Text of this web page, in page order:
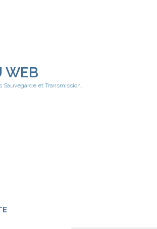
WEB
et Transmission.